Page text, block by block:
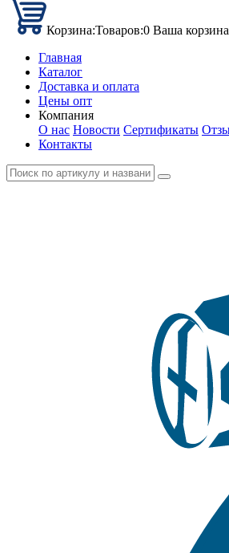
Корзина:Товаров:0 Ваша
Главная
Каталог
Доставка и оплата
Цены опт
Компания
О нас Новости Сертификаты
Контакты